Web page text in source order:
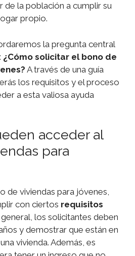
de la población a cumplir su
propio.
la pregunta central
¿Cómo solicitar el bono de
A través de una guía
los requisitos y el proceso
a esta valiosa ayuda
acceder al
para
de viviendas para jóvenes,
con ciertos requisitos
los solicitantes deben
y demostrar que están en
vivienda. Además, es